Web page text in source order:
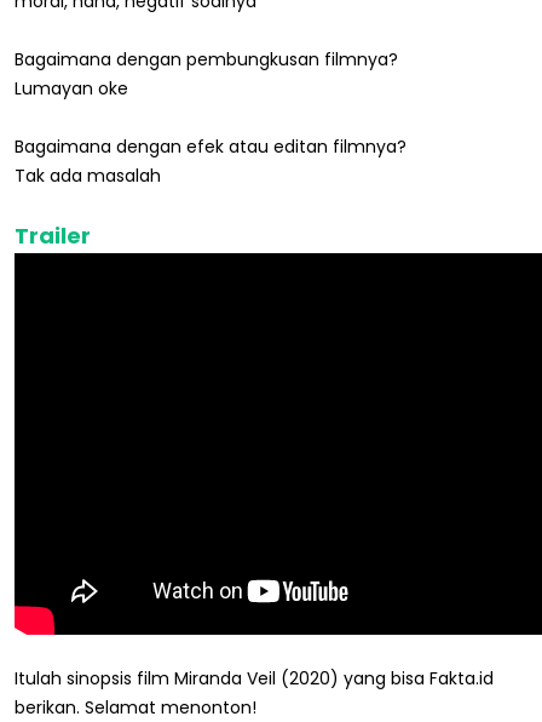
Bagaimana dengan pembungkusan filmnya?
Lumayan oke
Bagaimana dengan efek atau editan filmnya?
Tak ada masalah
Trailer
Itulah sinopsis film Miranda Veil (2020) yang bisa Fakta.id
berikan. Selamat menonton!